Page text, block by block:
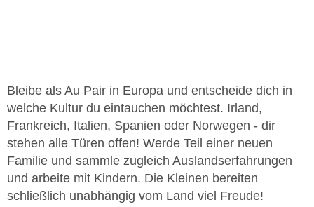
Bleibe als Au Pair in Europa und entscheide dich in
welche Kultur du eintauchen möchtest. Irland,
Frankreich, Italien, Spanien oder Norwegen - dir
stehen alle Türen offen! Werde Teil einer neuen
Familie und sammle zugleich Auslandserfahrungen
und arbeite mit Kindern. Die Kleinen bereiten
schließlich unabhängig vom Land viel Freude!